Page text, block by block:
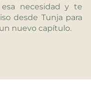
esa necesidad y te
desde Tunja para
nuevo capítulo.